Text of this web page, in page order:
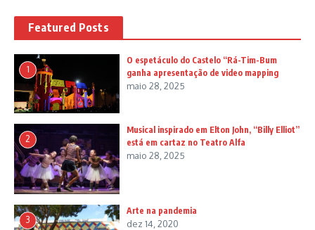
Featured Posts
1
O espetáculo do Castelo “Rá-Tim-Bum
ganha apresentação de video mapping
maio 28, 2025
2
Musical inspirado em Elton John, “Billy Elliot”
está em cartaz no Teatro Alfa
maio 28, 2025
3
Arte na pandemia
dez 14, 2020